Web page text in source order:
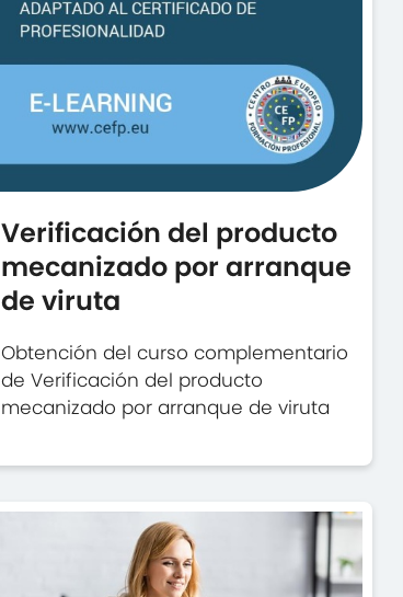
Verificación del producto
mecanizado por arranque
de viruta
Obtención del curso complementario
de Verificación del producto
mecanizado por arranque de viruta